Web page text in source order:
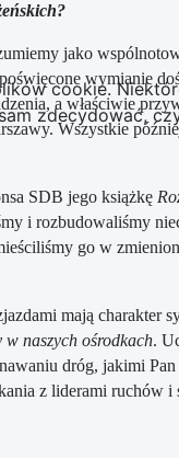
jako
wymianie
a właściwie
Wszystkie
SDB jego książkę
i rozbudowaliśmy
go w
mają
naszych ośrodkach.
dróg, jakimi
z liderami ruchów
cookie.
zdecydować,